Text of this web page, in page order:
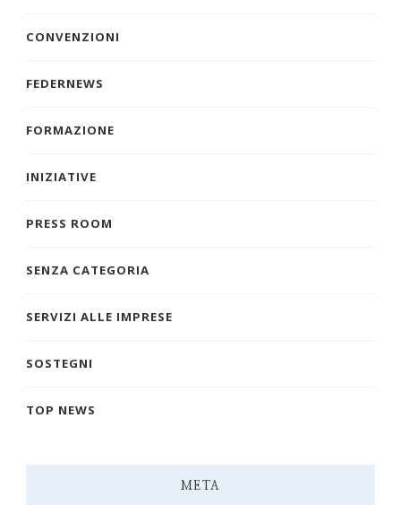
CONVENZIONI
FEDERNEWS
FORMAZIONE
INIZIATIVE
PRESS ROOM
SENZA CATEGORIA
SERVIZI ALLE IMPRESE
SOSTEGNI
TOP NEWS
META